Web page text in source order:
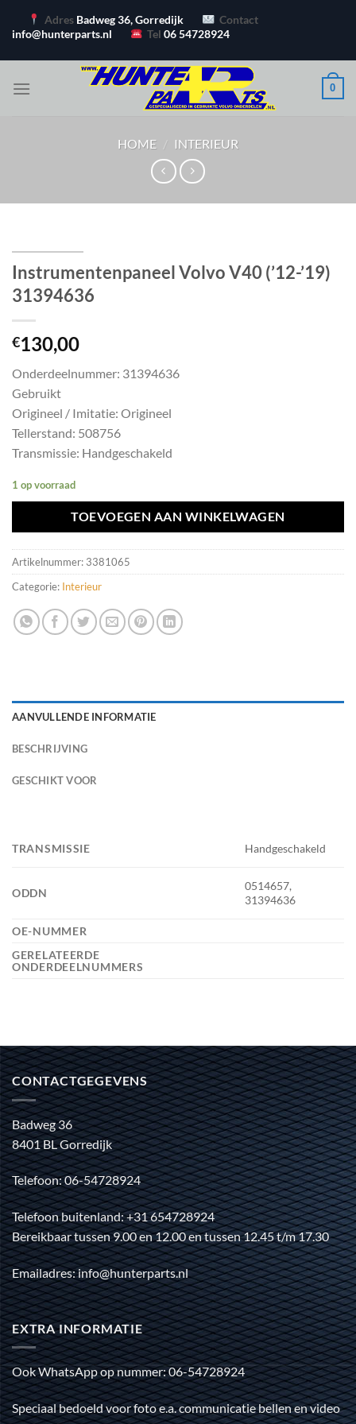
naar
Adres Badweg 36, Gorredijk
Contact
info@hunterparts.nl
Tel06 54728924
0
HOME / INTERIEUR
Instrumentenpaneel Volvo V40 (’12-’19)
31394636
€130,00
Onderdeelnummer: 31394636
Gebruikt
Origineel / Imitatie: Origineel
Tellerstand: 508756
Transmissie: Handgeschakeld
1 op voorraad
TOEVOEGEN AAN WINKELWAGEN
Artikelnummer: 3381065
Categorie: Interieur
AANVULLENDE INFORMATIE
BESCHRIJVING
GESCHIKT VOOR
TRANSMISSIE Handgeschakeld
ODDN
0514657,
31394636
OE-NUMMER
GERELATEERDE
ONDERDEELNUMMERS
CONTACTGEGEVENS
Badweg 36
8401 BL Gorredijk
Telefoon: 06-54728924
Telefoon buitenland: +31 654728924
Bereikbaar tussen 9.00 en 12.00 en tussen 12.45 t/m 17.30
Emailadres: info@hunterparts.nl
EXTRA INFORMATIE
Ook WhatsApp op nummer: 06-54728924
Speciaal bedoeld voor foto e.a. communicatie bellen en video